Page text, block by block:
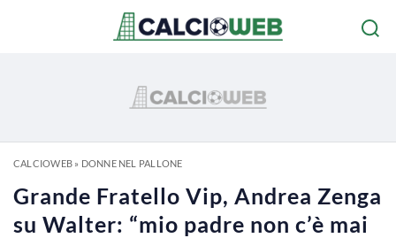
CALCIOWEB» DONNE NEL PALLONE
Grande Fratello Vip, Andrea Zenga
su Walter: “mio padre non c’è mai